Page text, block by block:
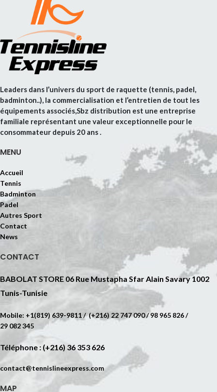
Leaders dans l’univers du sport de raquette (tennis, padel,
badminton..), la commercialisation et l’entretien de tout les
équipements associés,Sbz distribution est une entreprise
familiale représentant une valeur exceptionnelle pour le
consommateur depuis 20 ans .
MENU
Accueil
Tennis
Badminton
Padel
Autres Sport
Contact
News
CONTACT
BABOLAT STORE 06 Rue Mustapha Sfar Alain Savary 1002
Tunis-Tunisie
Mobile: +1(819) 639-9811 / (+216) 22 747 090 / 98 965 826 /
29 082 345
Téléphone : (+216) 36 353 626
contact@tennislineexpress.com
MAP